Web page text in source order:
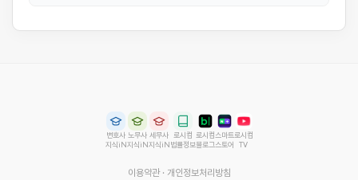
변호사
지식iN
노무사
지식iN
세무사
지식iN
로시컴
법률정보
로시컴
블로그
스마트
스토어
로시컴
TV
이용약관· 개인정보처리방침